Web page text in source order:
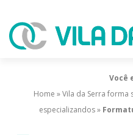
Você
Home »Vila da Serra forma
especializandos»